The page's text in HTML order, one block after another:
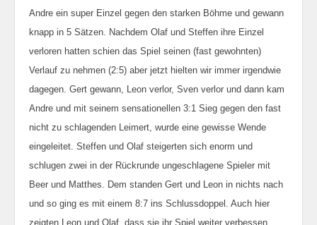
Andre ein super Einzel gegen den starken Böhme und gewann
knapp in 5 Sätzen. Nachdem Olaf und Steffen ihre Einzel
verloren hatten schien das Spiel seinen (fast gewohnten)
Verlauf zu nehmen (2:5) aber jetzt hielten wir immer irgendwie
dagegen. Gert gewann, Leon verlor, Sven verlor und dann kam
Andre und mit seinem sensationellen 3:1 Sieg gegen den fast
nicht zu schlagenden Leimert, wurde eine gewisse Wende
eingeleitet. Steffen und Olaf steigerten sich enorm und
schlugen zwei in der Rückrunde ungeschlagene Spieler mit
Beer und Matthes. Dem standen Gert und Leon in nichts nach
und so ging es mit einem 8:7 ins Schlussdoppel. Auch hier
zeigten Leon und Olaf, dass sie ihr Spiel weiter verbessen